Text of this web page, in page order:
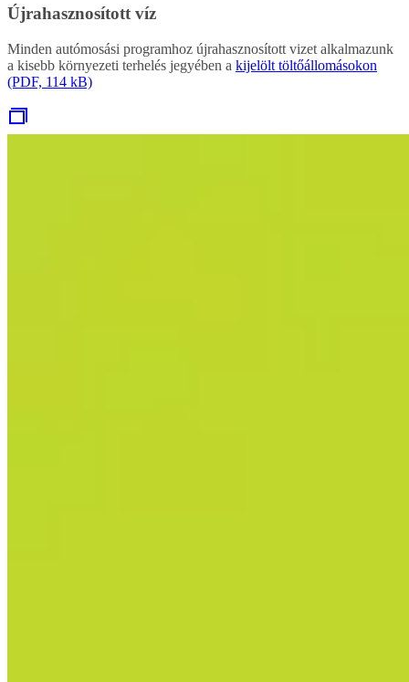
Újrahasznosított víz
Minden autómosási programhoz újrahasznosított vizet alkalmazunk
a kisebb környezeti terhelés jegyében a kijelölt töltőállomásokon
(PDF, 114 kB)